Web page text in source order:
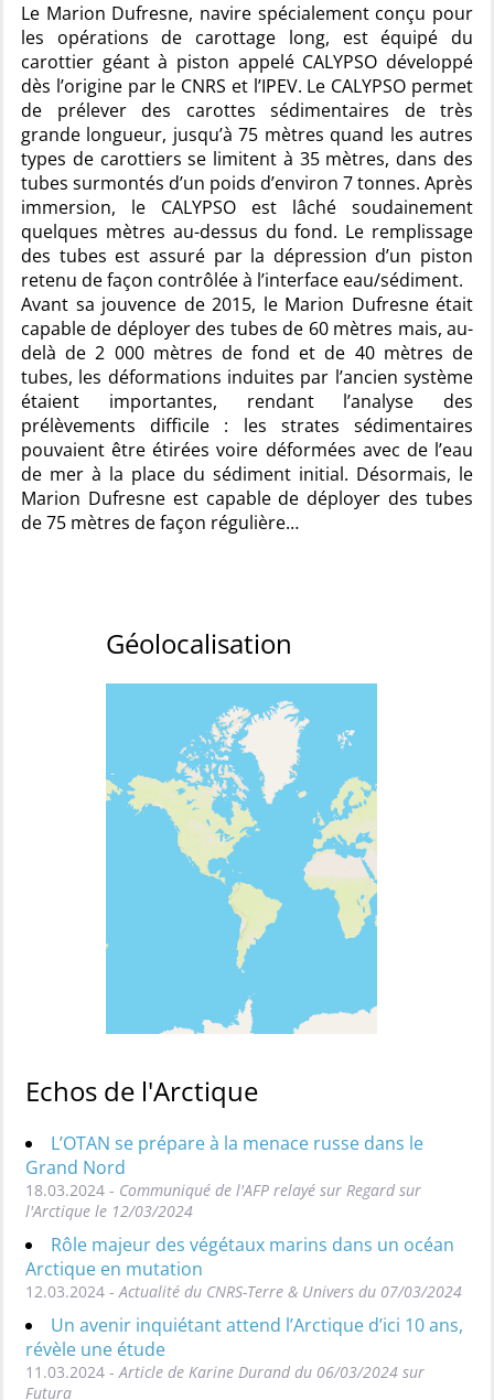
Le Marion Dufresne, navire spécialement conçu pour
les opérations de carottage long, est équipé du
carottier géant à piston appelé CALYPSO développé
dès l’origine par le CNRS et l’IPEV. Le CALYPSO permet
de prélever des carottes sédimentaires de très
grande longueur, jusqu’à 75 mètres quand les autres
types de carottiers se limitent à 35 mètres, dans des
tubes surmontés d’un poids d’environ 7 tonnes. Après
immersion, le CALYPSO est lâché soudainement
quelques mètres au-dessus du fond. Le remplissage
des tubes est assuré par la dépression d’un piston
retenu de façon contrôlée à l’interface eau/sédiment.
Avant sa jouvence de 2015, le Marion Dufresne était
capable de déployer des tubes de 60 mètres mais, au-
delà de 2 000 mètres de fond et de 40 mètres de
tubes, les déformations induites par l’ancien système
étaient importantes, rendant l’analyse des
prélèvements difficile : les strates sédimentaires
pouvaient être étirées voire déformées avec de l’eau
de mer à la place du sédiment initial. Désormais, le
Marion Dufresne est capable de déployer des tubes
de 75 mètres de façon régulière…
Géolocalisation
Echos de l'Arctique
L’OTAN se prépare à la menace russe dans le
Grand Nord
18.03.2024 - Communiqué de l'AFP relayé sur Regard sur
l'Arctique le 12/03/2024
Rôle majeur des végétaux marins dans un océan
Arctique en mutation
12.03.2024 - Actualité du CNRS-Terre & Univers du 07/03/2024
Un avenir inquiétant attend l’Arctique d’ici 10 ans,
révèle une étude
11.03.2024 - Article de Karine Durand du 06/03/2024 sur
Futura